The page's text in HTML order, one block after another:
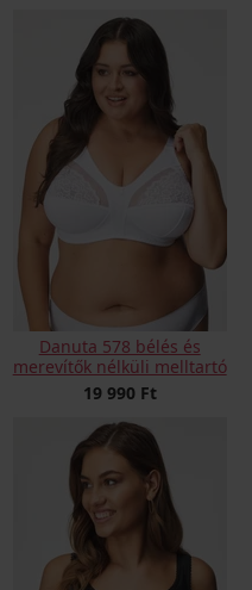
Danuta 578 bélés és
merevítők nélküli melltartó
19 990 Ft